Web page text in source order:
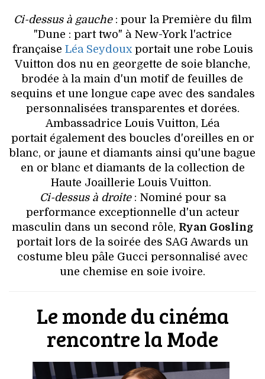
VOYAGES & LOISIRS
Ci-dessus à gauche: pour la Première du film
"Dune : part two" à New-York l'actrice
française Léa Seydouxportait une robe Louis
Vuitton dos nu en georgette de soie blanche,
brodée à la main d'un motif de feuilles de
sequins et une longue cape avec des sandales
personnalisées transparentes et dorées.
Ambassadrice Louis Vuitton, Léa
portait également des boucles d'oreilles en or
blanc, or jaune et diamants ainsi qu'une bague
en or blanc et diamants de la collection de
Haute Joaillerie Louis Vuitton.
Ci-dessus à droite: Nominé pour sa
performance exceptionnelle d'un acteur
masculin dans un second rôle, Ryan Gosling
portait lors de la soirée des SAG Awards un
costume bleu pâle Gucci personnalisé avec
une chemise en soie ivoire.
Le monde du cinéma
rencontre la Mode